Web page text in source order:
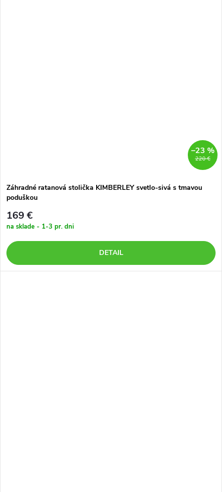
220 €
–23 %
Záhradné ratanová stolička KIMBERLEY svetlo-sivá s tmavou
poduškou
169 €
na sklade - 1-3 pr. dni
DETAIL